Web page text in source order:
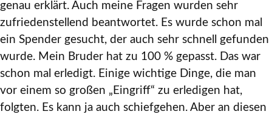
genau erklärt. Auch meine Fragen wurden sehr
zufriedenstellend beantwortet. Es wurde schon mal
ein Spender gesucht, der auch sehr schnell gefunden
wurde. Mein Bruder hat zu 100 % gepasst. Das war
schon mal erledigt. Einige wichtige Dinge, die man
vor einem so großen „Eingriff“ zu erledigen hat,
folgten. Es kann ja auch schiefgehen. Aber an diesen